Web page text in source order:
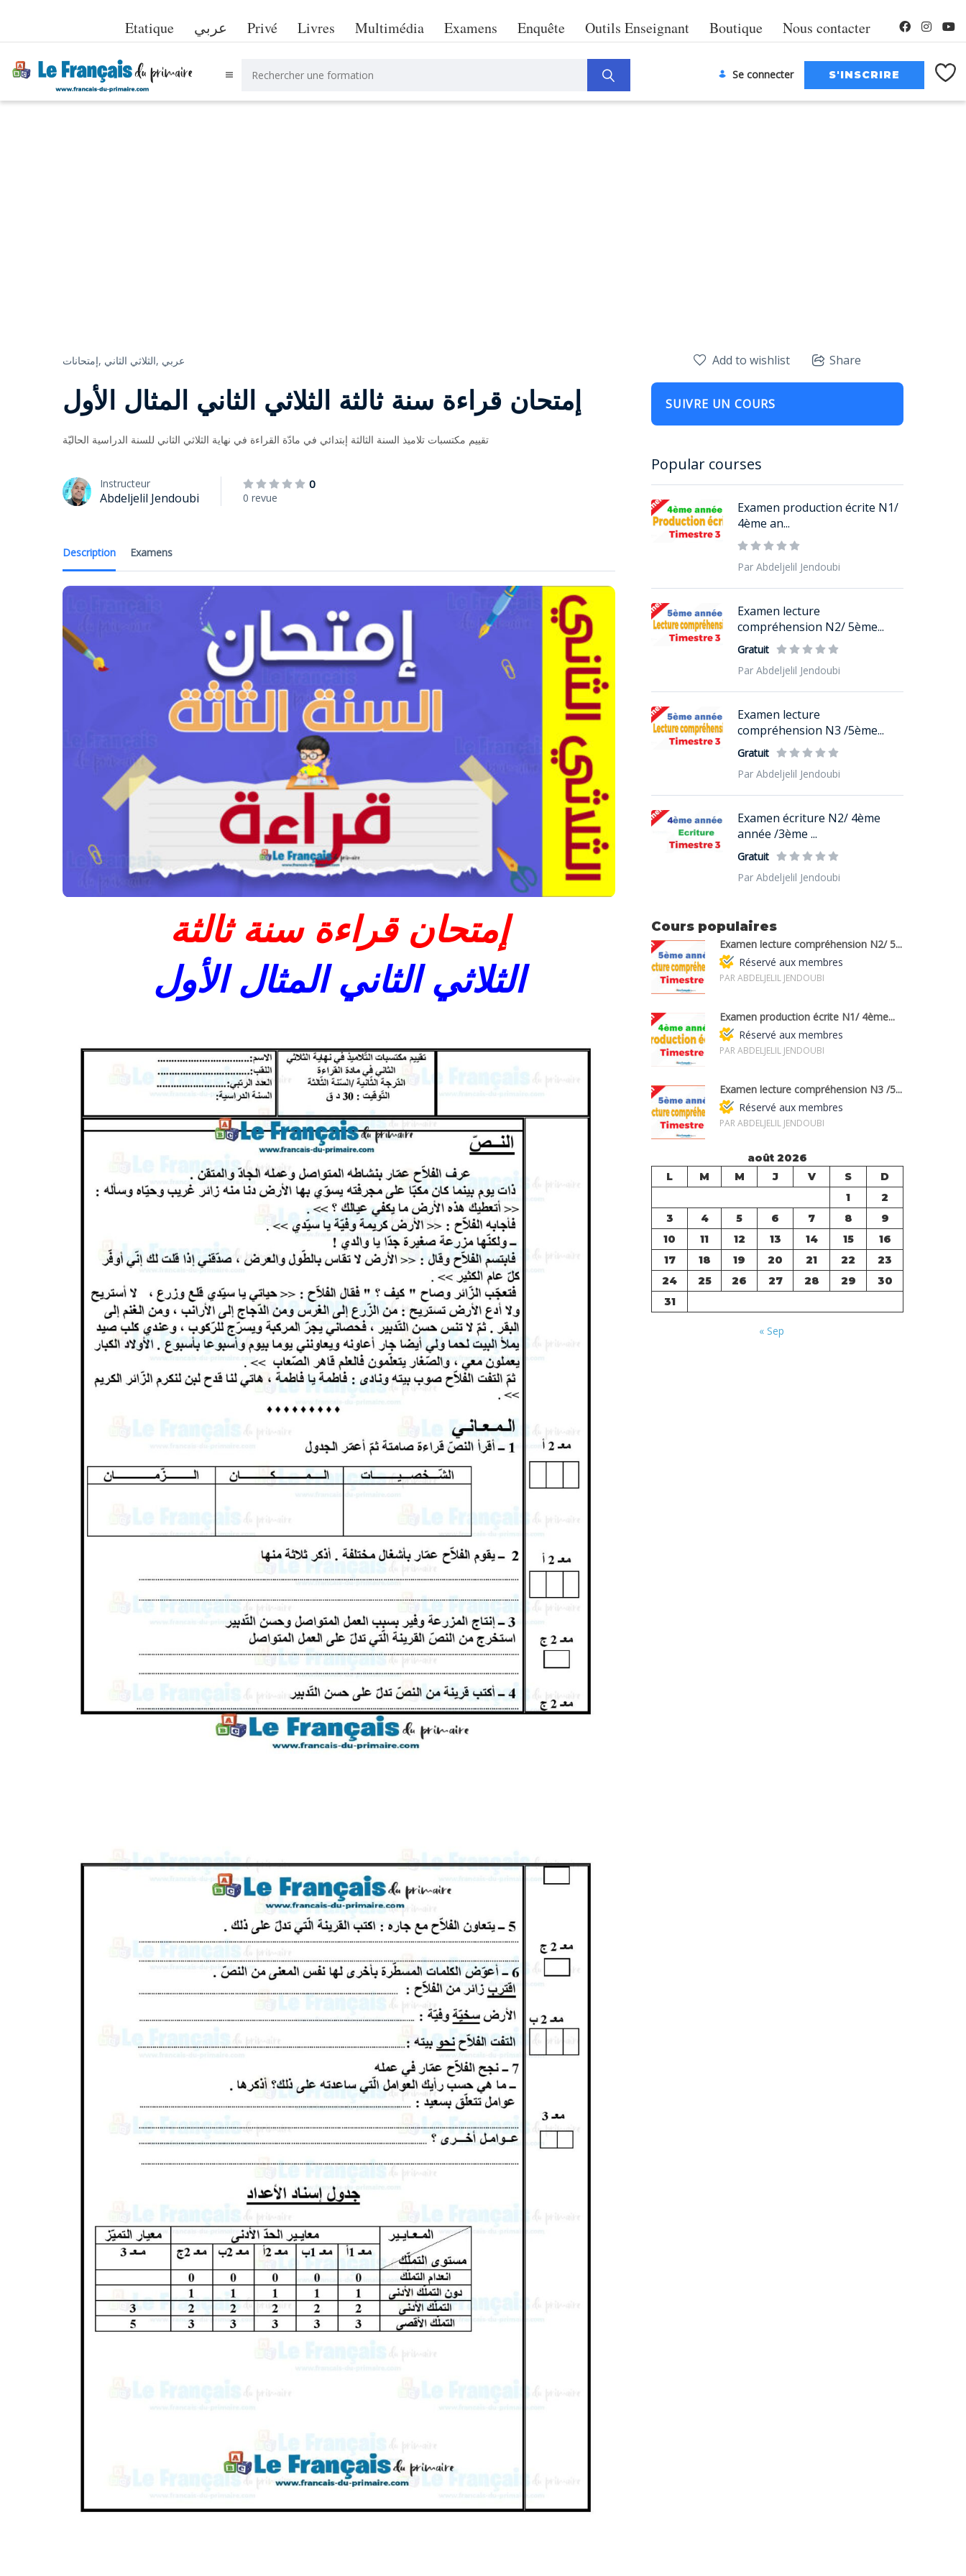
Etatique عربي Privé Livres Multimédia Examens Enquête Outils Enseignant Boutique Nous contacter
Se connecter
إمتحانات, الثلاثي الثاني, عربي
إمتحان قراءة سنة ثالثة الثلاثي الثاني المثال الأول
تقييم مكتسبات تلاميذ السنة الثالثة إبتدائي في مادّة القراءة في نهاية الثلاثي الثاني للسنة الدراسية الحاليّة
Instructeur
Abdeljelil Jendoubi
0
0 revue
Description Examens
إمتحان قراءة سنة ثالثة
الثلاثي الثاني المثال الأول
Add to wishlist Share
SUIVRE UN COURS
Popular courses
Examen production écrite N1/
4ème an...
Par Abdeljelil Jendoubi
Examen lecture
compréhension N2/ 5ème...
Gratuit
Par Abdeljelil Jendoubi
Examen lecture
compréhension N3 /5ème...
Gratuit
Par Abdeljelil Jendoubi
Examen écriture N2/ 4ème
année /3ème ...
Gratuit
Par Abdeljelil Jendoubi
Cours populaires
Examen lecture compréhension N2/ 5...
Réservé aux membres
PAR ABDELJELIL JENDOUBI
Examen production écrite N1/ 4ème...
Réservé aux membres
PAR ABDELJELIL JENDOUBI
Examen lecture compréhension N3 /5...
Réservé aux membres
PAR ABDELJELIL JENDOUBI
août 2026
L
M M J V S
D
1
2
3
4 5 6 7 8
9
10
11 12 13 14 15
16
17
18 19 20 21 22
23
24
25 26 27 28 29
30
31
« Sep